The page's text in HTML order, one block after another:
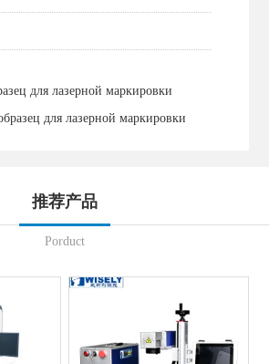
для лазерной маркировки
для лазерной маркировки
推荐产品
Porduct